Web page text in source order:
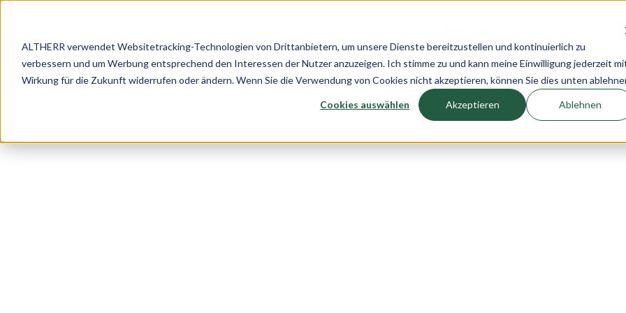
ALTHERR verwendet Websitetracking-Technologien von Drittanbietern, um unsere Dienste bereitzustellen und kontinuierlich zu
verbessern und um Werbung entsprechend den Interessen der Nutzer anzuzeigen. Ich stimme zu und kann meine Einwilligung jederzeit
Wirkung für die Zukunft widerrufen oder ändern. Wenn Sie die Verwendung von Cookies nicht akzeptieren, können Sie dies unten
Cookies auswählen Akzeptieren Ablehnen
Marken Uhren Schmuck Neuheiten Pre-